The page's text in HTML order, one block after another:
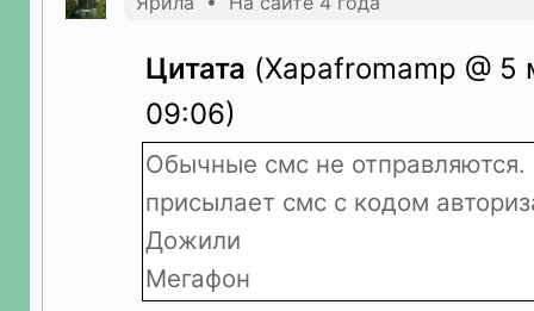
Цитата (Xapafromamp @ 5
09:06)
Обычные смс не
присылает смс с кодом
Дожили
Мегафон